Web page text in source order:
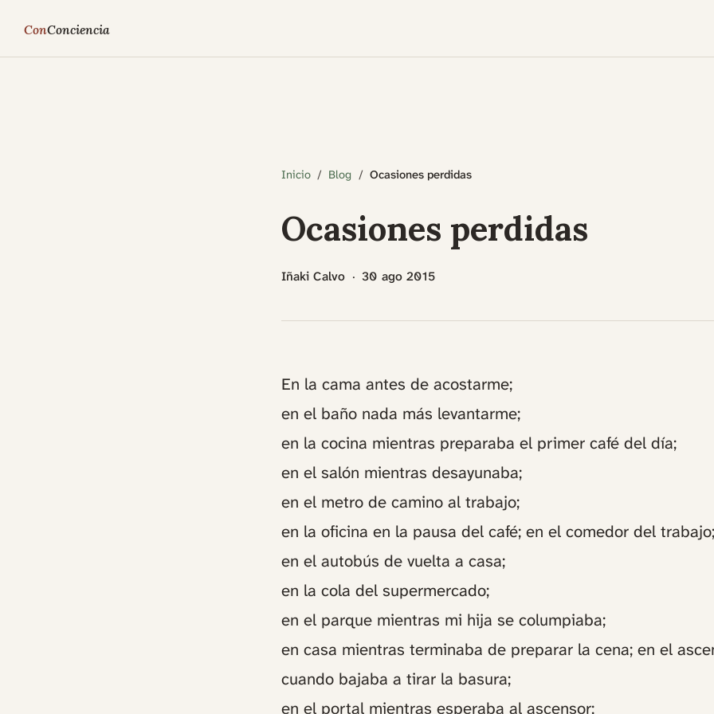
ConConciencia
Inicio Blog Ocasiones perdidas
Ocasiones perdidas
Iñaki Calvo · 30 ago 2015
En la cama antes de acostarme;
en el baño nada más levantarme;
en la cocina mientras preparaba el primer café del día;
en el salón mientras desayunaba;
en el metro de camino al trabajo;
en la oficina en la pausa del café; en el comedor del trabajo;
en el autobús de vuelta a casa;
en la cola del supermercado;
en el parque mientras mi hija se columpiaba;
en casa mientras terminaba de preparar la cena; en el
cuando bajaba a tirar la basura;
en el portal mientras esperaba al ascensor;